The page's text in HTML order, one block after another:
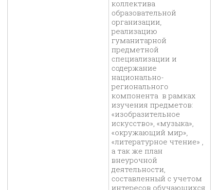
коллектива
образовательной
организации,
реализацию
гуманитарной
предметной
специализации и
содержание
национально-
регионального
компонента в рамках
изучения предметов:
«изобразительное
искусство», «музыка»,
«окружающий мир»,
«литературное чтение» ,
а так же план
внеурочной
деятельности,
составленный с учетом
интересов обучающихся